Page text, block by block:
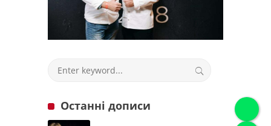
Українська (Українська)
Останні дописи